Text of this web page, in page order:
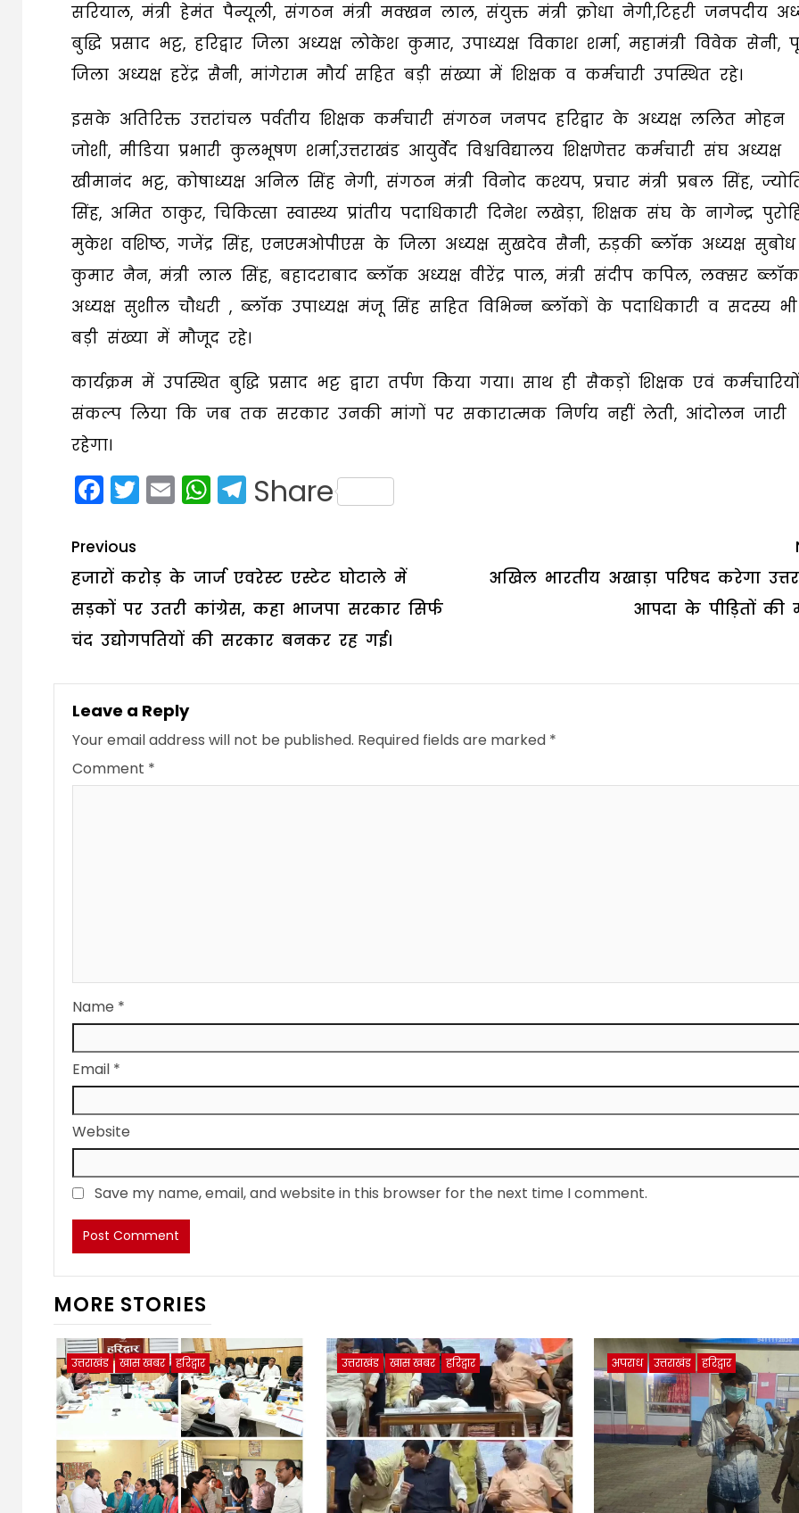
सरियाल, मंत्री हेमंत पैन्यूली, संगठन मंत्री मक्खन लाल, संयुक्त मंत्री क्रोधा नेगी,टिहरी जनपदीय
बुद्धि प्रसाद भट्ट, हरिद्वार जिला अध्यक्ष लोकेश कुमार, उपाध्यक्ष विकाश शर्मा, महामंत्री विवेक सेनी,
जिला अध्यक्ष हरेंद्र सैनी, मांगेराम मौर्य सहित बड़ी संख्या में शिक्षक व कर्मचारी उपस्थित रहे।
इसके अतिरिक्त उत्तरांचल पर्वतीय शिक्षक कर्मचारी संगठन जनपद हरिद्वार के अध्यक्ष ललित मोहन
जोशी, मीडिया प्रभारी कुलभूषण शर्मा,उत्तराखंड आयुर्वेद विश्वविद्यालय शिक्षणेत्तर कर्मचारी संघ अध्यक्ष
खीमानंद भट्ट, कोषाध्यक्ष अनिल सिंह नेगी, संगठन मंत्री विनोद कश्यप, प्रचार मंत्री प्रबल सिंह,
सिंह, अमित ठाकुर, चिकित्सा स्वास्थ्य प्रांतीय पदाधिकारी दिनेश लखेड़ा, शिक्षक संघ के नागेन्द्र
मुकेश वशिष्ठ, गजेंद्र सिंह, एनएमओपीएस के जिला अध्यक्ष सुखदेव सैनी, रुड़की ब्लॉक अध्यक्ष सुबोध
कुमार नैन, मंत्री लाल सिंह, बहादराबाद ब्लॉक अध्यक्ष वीरेंद्र पाल, मंत्री संदीप कपिल, लक्सर ब्लॉक
अध्यक्ष सुशील चौधरी , ब्लॉक उपाध्यक्ष मंजू सिंह सहित विभिन्न ब्लॉकों के पदाधिकारी व सदस्य भी
बड़ी संख्या में मौजूद रहे।
कार्यक्रम में उपस्थित बुद्धि प्रसाद भट्ट द्वारा तर्पण किया गया। साथ ही सैकड़ों शिक्षक एवं
संकल्प लिया कि जब तक सरकार उनकी मांगों पर सकारात्मक निर्णय नहीं लेती, आंदोलन जारी
रहेगा।
Facebook
Twitter
EmailWhatsApp
Telegram
Share
Post
navigation
Previous
हजारों करोड़ के जार्ज एवरेस्ट एस्टेट घोटाले में
सड़कों पर उतरी कांग्रेस, कहा भाजपा सरकार सिर्फ
चंद उद्योगपतियों की सरकार बनकर रह गई।
अखिल भारतीय अखाड़ा परिषद करेगा
आपदा के पीड़ितों की
Leave a Reply
Your email address will not be published. Required fields are marked *
Comment *
Name *
Email *
Website
Save my name, email, and website in this browser for the next time I comment.
MORE STORIES
उत्तराखंड खास खबर हरिद्वार उत्तराखंड खास खबर हरिद्वार अपराध उत्तराखंड हरिद्वार